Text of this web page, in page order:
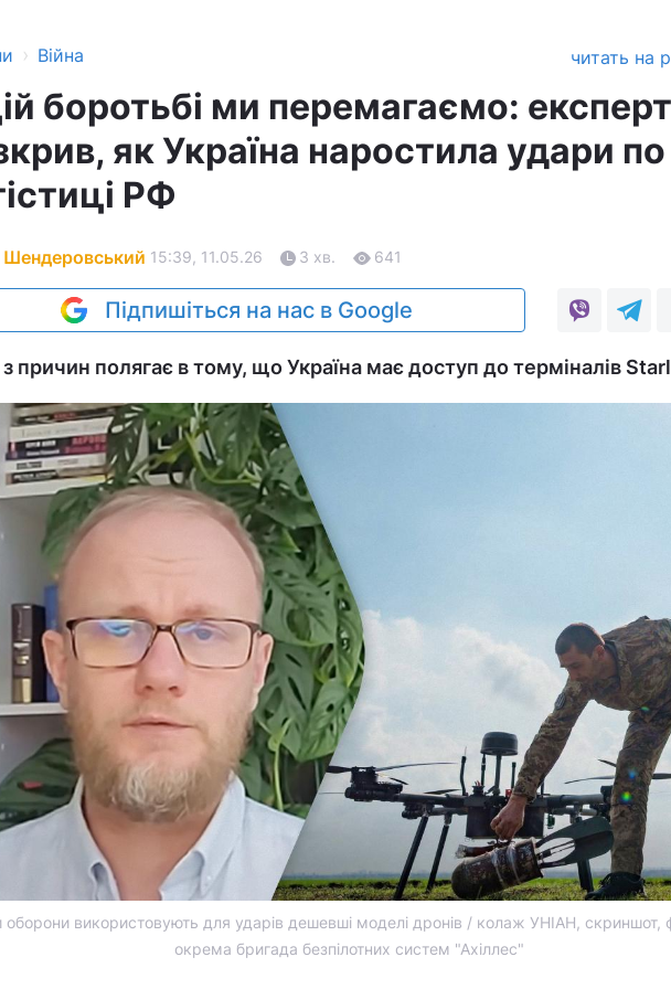
› Війна читать на
боротьбі ми перемагаємо: експерт
як Україна наростила удари по
РФ
Шендеровський 15:39, 11.05.26 3 хв. 641
Підпишіться на нас в Google
причин полягає в тому, що Україна має доступ до терміналів
оборони використовують для ударів дешевші моделі дронів / колаж УНІАН, скриншот,
окрема бригада безпілотних систем "Ахіллес"